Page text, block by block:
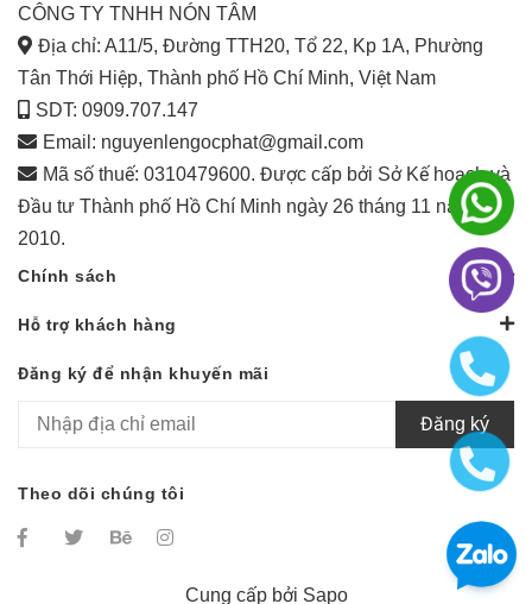
CÔNG TY TNHH NÓN TÂM
Địa chỉ: A11/5, Đường TTH20, Tổ 22, Kp 1A, Phường
Tân Thới Hiệp, Thành phố Hồ Chí Minh, Việt Nam
SDT: 0909.707.147
Email: nguyenlengocphat@gmail.com
Mã số thuế: 0310479600. Được cấp bởi Sở Kế hoạch và
Đầu tư Thành phố Hồ Chí Minh ngày 26 tháng 11 năm
2010.
Chính sách
Hỗ trợ khách hàng
Đăng ký để nhận khuyến mãi
Đăng ký
Theo dõi chúng tôi
Cung cấp bởi Sapo